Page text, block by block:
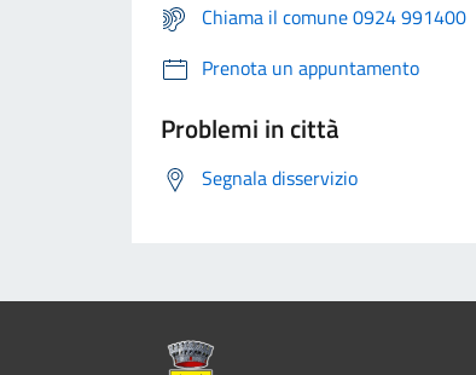
Chiama il comune 0924 991400
Prenota un appuntamento
Problemi in città
Segnala disservizio